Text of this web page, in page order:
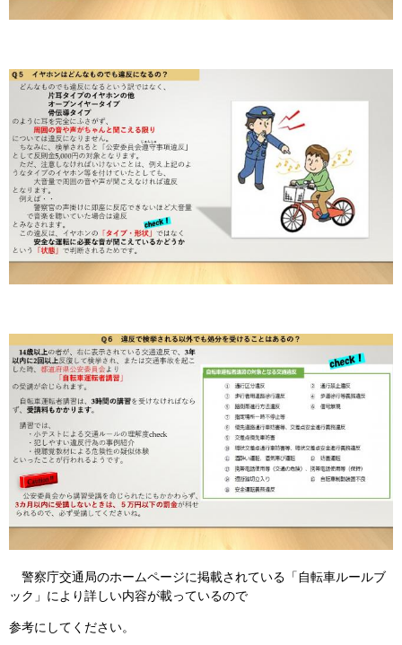
警察庁交通局のホームページに掲載されている「自転車ルールブ
ック」により詳しい内容が載っているので
参考にしてください。